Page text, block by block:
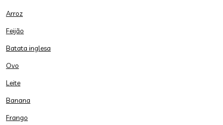
Arroz
Feijão
Batata inglesa
Ovo
Leite
Banana
Frango